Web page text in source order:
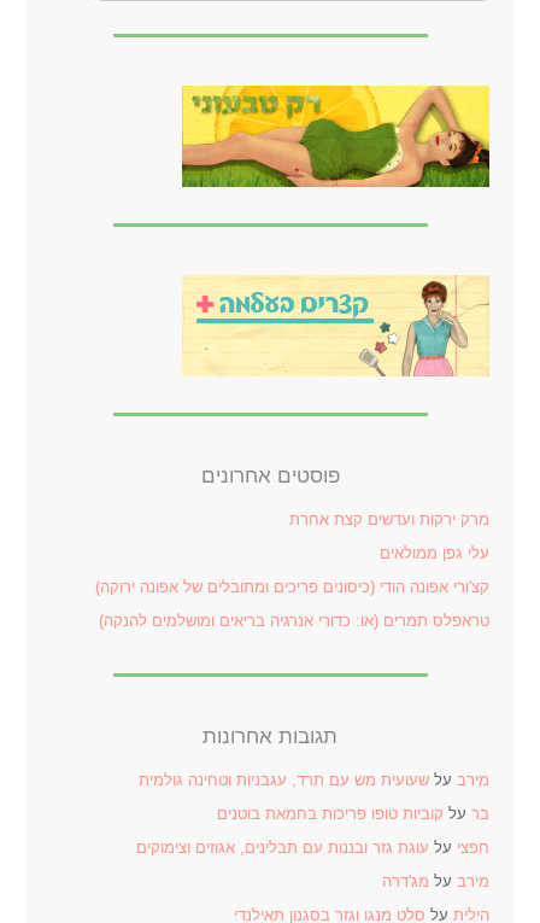
פוסטים אחרונים
מרק ירקות ועדשים קצת אחרת
עלי גפן ממולאים
קצ'ורי אפונה הודי (כיסונים פריכים ומתובלים של אפונה ירוקה)
טראפלס תמרים (או: כדורי אנרגיה בריאים ומושלמים להנקה)
תגובות אחרונות
מירב עלשעועית מש עם תרד, עגבניות וטחינה גולמית
בר על קוביות טופו פריכות בחמאת בוטנים
חפצי על עוגת גזר ובננות עם תבלינים, אגוזים וצימוקים
מירב על מג'דרה
הילית על סלט מנגו וגזר בסגנון תאילנדי